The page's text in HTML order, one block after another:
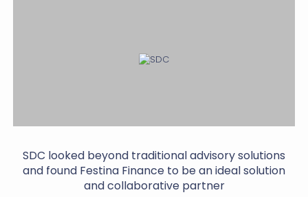
SDC looked beyond traditional advisory solutions
and found Festina Finance to be an ideal solution
and collaborative partner